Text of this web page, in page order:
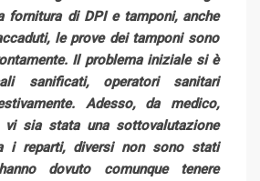
fornitura di DPI e tamponi, anche
le prove dei tamponi sono
Il problema iniziale si è
sanificati, operatori sanitari
Adesso, da medico,
sia stata una sottovalutazione
i reparti, diversi non sono stati
dovuto comunque tenere